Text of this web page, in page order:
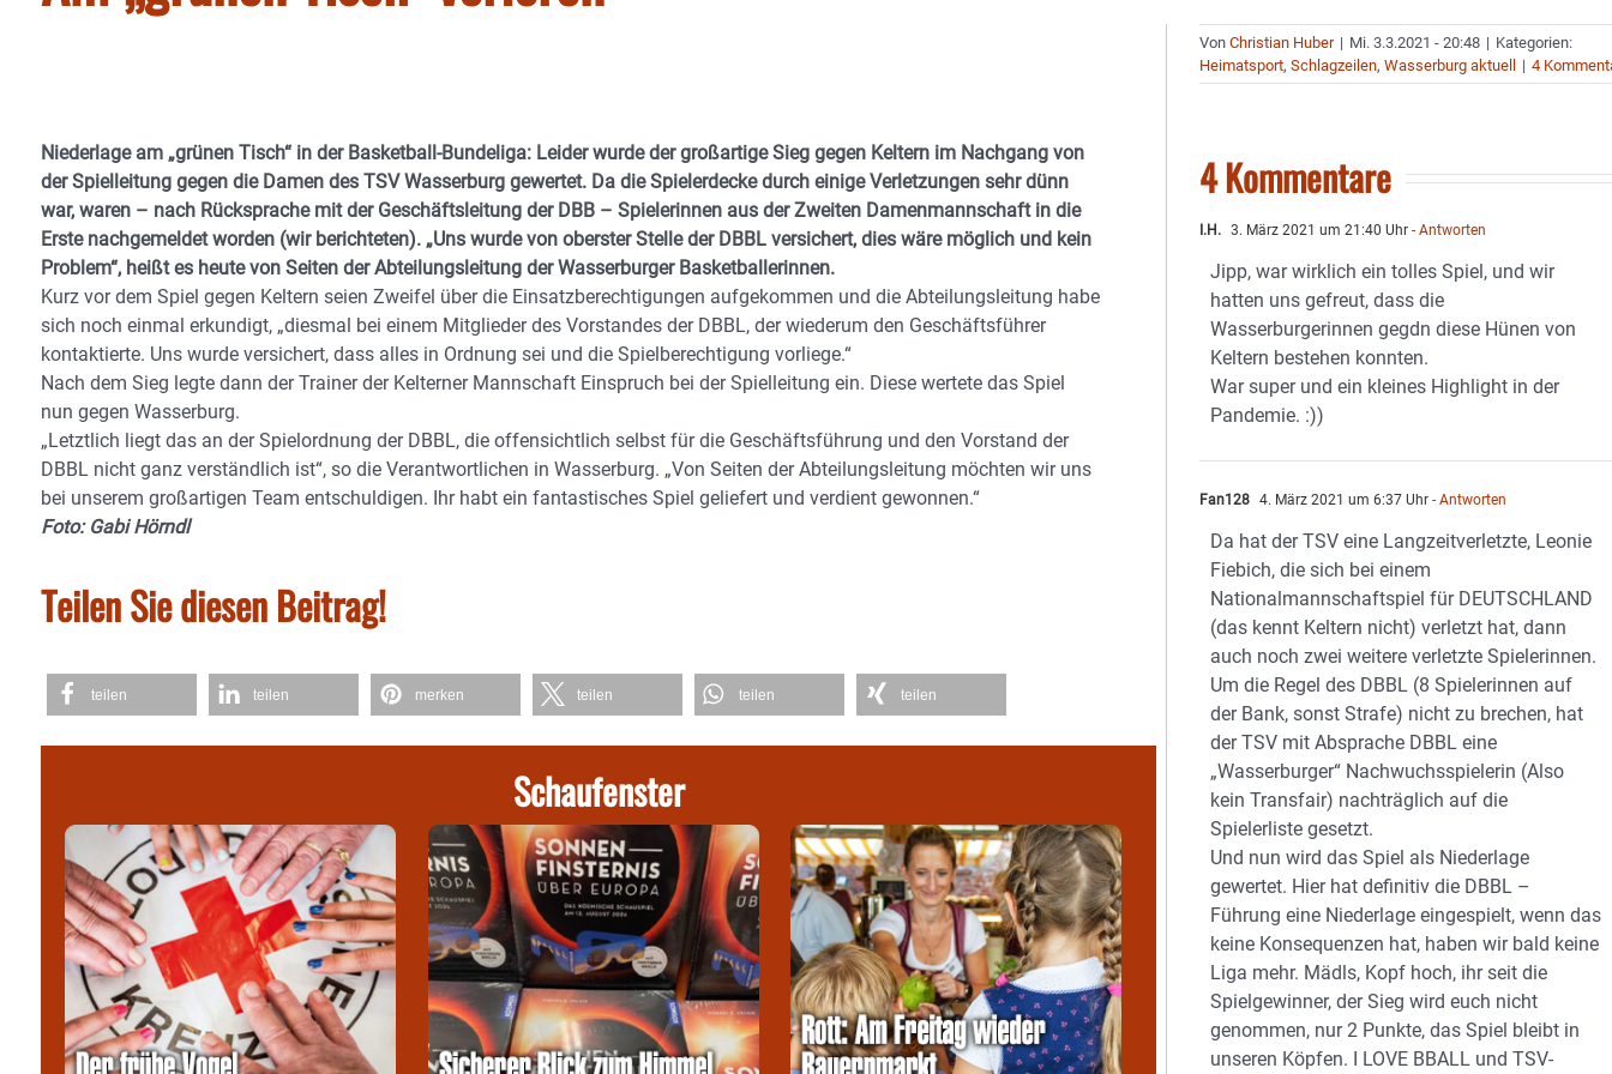
Niederlage am „grünen Tisch“ in der Basketball-Bundeliga: Leider wurde der großartige Sieg gegen Keltern im Nachgang von
der Spielleitung gegen die Damen des TSV Wasserburg gewertet. Da die Spielerdecke durch einige Verletzungen sehr dünn
war, waren – nach Rücksprache mit der Geschäftsleitung der DBB – Spielerinnen aus der Zweiten Damenmannschaft in die
Erste nachgemeldet worden (wir berichteten). „Uns wurde von oberster Stelle der DBBL versichert, dies wäre möglich und kein
Problem“, heißt es heute von Seiten der Abteilungsleitung der Wasserburger Basketballerinnen.
Kurz vor dem Spiel gegen Keltern seien Zweifel über die Einsatzberechtigungen aufgekommen und die Abteilungsleitung habe
sich noch einmal erkundigt, „diesmal bei einem Mitglieder des Vorstandes der DBBL, der wiederum den Geschäftsführer
kontaktierte. Uns wurde versichert, dass alles in Ordnung sei und die Spielberechtigung vorliege.“
Nach dem Sieg legte dann der Trainer der Kelterner Mannschaft Einspruch bei der Spielleitung ein. Diese wertete das Spiel
nun gegen Wasserburg.
„Letztlich liegt das an der Spielordnung der DBBL, die offensichtlich selbst für die Geschäftsführung und den Vorstand der
DBBL nicht ganz verständlich ist“, so die Verantwortlichen in Wasserburg. „Von Seiten der Abteilungsleitung möchten wir uns
bei unserem großartigen Team entschuldigen. Ihr habt ein fantastisches Spiel geliefert und verdient gewonnen.“
Foto: Gabi Hörndl
Teilen Sie diesen Beitrag!
teilen teilen merken teilen teilen teilen
Schaufenster
VonChristian Huber | Mi. 3.3.2021 - 20:48 | Kategorien:
Heimatsport,Schlagzeilen,Wasserburg aktuell | 4
4 Kommentare
I.H. 3. März 2021 um 21:40 Uhr - Antworten
Jipp, war wirklich ein tolles Spiel, und wir
hatten uns gefreut, dass die
Wasserburgerinnen gegdn diese Hünen von
Keltern bestehen konnten.
War super und ein kleines Highlight in der
Pandemie. :))
Fan128 4. März 2021 um 6:37 Uhr - Antworten
Da hat der TSV eine Langzeitverletzte, Leonie
Fiebich, die sich bei einem
Nationalmannschaftspiel für DEUTSCHLAND
(das kennt Keltern nicht) verletzt hat, dann
auch noch zwei weitere verletzte Spielerinnen.
Um die Regel des DBBL (8 Spielerinnen auf
der Bank, sonst Strafe) nicht zu brechen, hat
der TSV mit Absprache DBBL eine
„Wasserburger“ Nachwuchsspielerin (Also
kein Transfair) nachträglich auf die
Spielerliste gesetzt.
Und nun wird das Spiel als Niederlage
gewertet. Hier hat definitiv die DBBL –
Führung eine Niederlage eingespielt, wenn das
keine Konsequenzen hat, haben wir bald keine
Liga mehr. Mädls, Kopf hoch, ihr seit die
Spielgewinner, der Sieg wird euch nicht
genommen, nur 2 Punkte, das Spiel bleibt in
unseren Köpfen. I LOVE BBALL und TSV-